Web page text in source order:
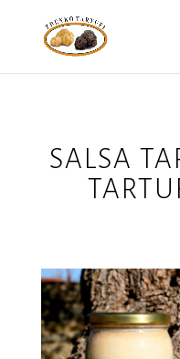
SALSA